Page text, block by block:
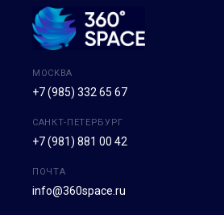
МОСКВА
+7 (985) 332 65 67
САНКТ-ПЕТЕРБУРГ
+7 (981) 881 00 42
ПОЧТА
info@360space.ru